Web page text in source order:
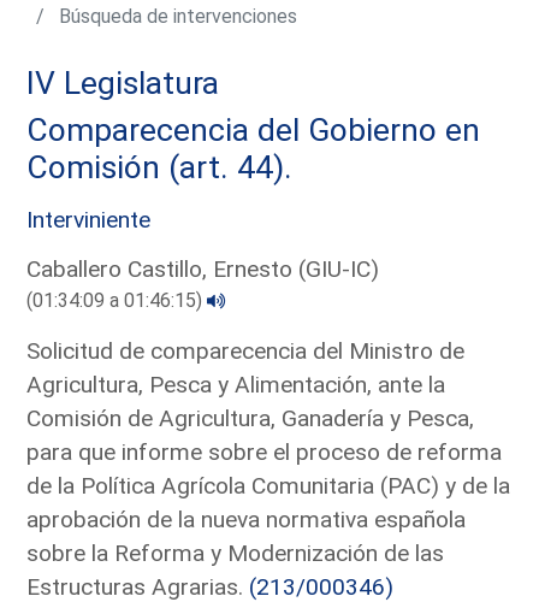
Búsqueda de intervenciones
IV Legislatura
Comparecencia del Gobierno en
Comisión (art. 44).
Interviniente
Caballero Castillo, Ernesto (GIU-IC)
(01:34:09 a 01:46:15)
Solicitud de comparecencia del Ministro de
Agricultura, Pesca y Alimentación, ante la
Comisión de Agricultura, Ganadería y Pesca,
para que informe sobre el proceso de reforma
de la Política Agrícola Comunitaria (PAC) y de la
aprobación de la nueva normativa española
sobre la Reforma y Modernización de las
Estructuras Agrarias. (213/000346)